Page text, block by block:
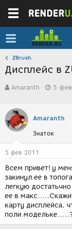
ZBrush
Дисплейс в
в
о
р
т
е
м
ы
Amaranth
а
с
з
д
и
я
5
Amaranth
Знаток
5 фев 2011
Всем привет! у
закинул ее в
легкую
ее в
карту дисплейса,
поли